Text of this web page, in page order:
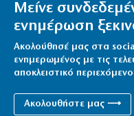
Μείνε
ενημέρωση
Ακολούθησέ μας στα
ενημερωμένος με τις
αποκλειστικό
Ακολουθήστε μας ⟶